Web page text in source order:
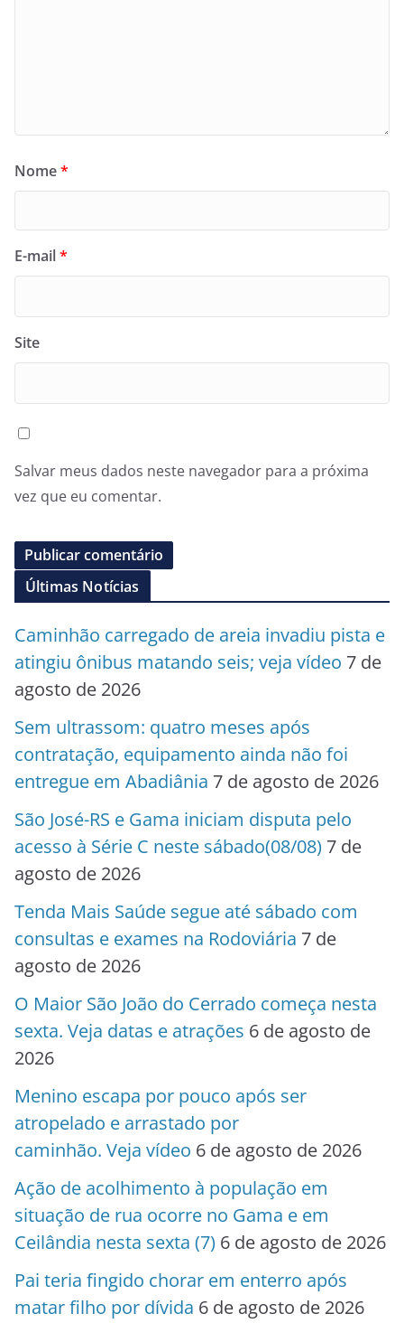
Nome*
E-mail*
Site
Salvar meus dados neste navegador para a próxima
vez que eu comentar.
Últimas Notícias
Caminhão carregado de areia invadiu pista e
atingiu ônibus matando seis; veja vídeo 7 de
agosto de 2026
Sem ultrassom: quatro meses após
contratação, equipamento ainda não foi
entregue em Abadiânia 7 de agosto de 2026
São José-RS e Gama iniciam disputa pelo
acesso à Série C neste sábado(08/08) 7 de
agosto de 2026
Tenda Mais Saúde segue até sábado com
consultas e exames na Rodoviária 7 de
agosto de 2026
O Maior São João do Cerrado começa nesta
sexta. Veja datas e atrações 6 de agosto de
2026
Menino escapa por pouco após ser
atropelado e arrastado por
caminhão. Veja vídeo 6 de agosto de 2026
Ação de acolhimento à população em
situação de rua ocorre no Gama e em
Ceilândia nesta sexta (7) 6 de agosto de 2026
Pai teria fingido chorar em enterro após
matar filho por dívida 6 de agosto de 2026